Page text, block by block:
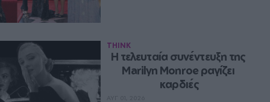
THINK
Η τελευταία συνέντευξη της
Marilyn Monroe ραγίζει
καρδιές